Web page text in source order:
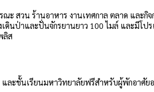
สวน ร้านอาหาร งานเทศกาล ตลาด และกิ
ดินป่าและปั่นจักรยานยาว 100 ไมล์ และมี
ลิส
และชั้นเรียนมหาวิทยาลัยฟรีสำหรับผู้พักอาศั